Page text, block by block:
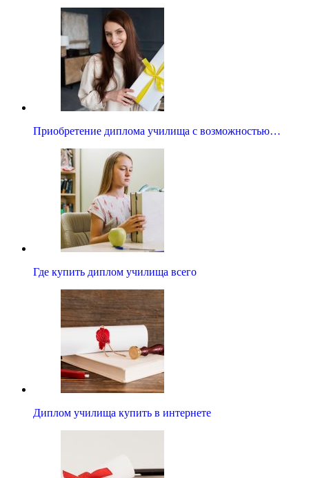
Приобретение диплома училища с возможностью…
Где купить диплом училища всего
Диплом училища купить в интернете